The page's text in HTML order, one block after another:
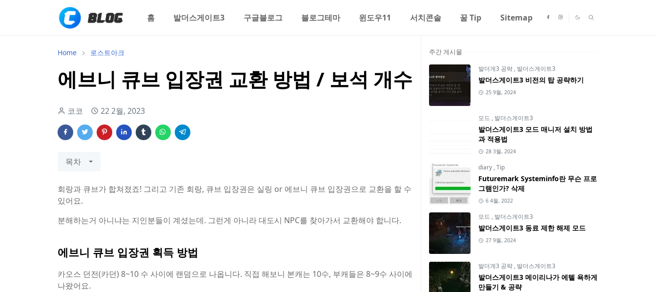
홈 발더스게이트3 구글블로그 블로그테마 윈도우11 서치콘솔 꿀 Tip Sitemap
Home 로스트아크
에브니 큐브 입장권 교환 방법 / 보석 개수
코코 22 2월, 2023
목차
회랑과 큐브가 합쳐졌죠! 그리고 기존 회랑, 큐브 입장권은 실링 or 에브니 큐브 입장권으로 교환을 할 수
있어요.
분해하는거 아니냐는 지인분들이 계셨는데. 그런게 아니라 대도시 NPC를 찾아가서 교환해야 합니다.
에브니 큐브 입장권 획득 방법
카오스 던전(카던) 8~10 수 사이에 랜덤으로 나옵니다. 직접 해보니 본캐는 10수, 부캐들은 8~9수 사이에
나왔어요.
주간 게시물
발더게3 공략 , 발더스게이트3
발더스게이트3 비전의 탑 공략하기
25 9월, 2024
모드 , 발더스게이트3
발더스게이트3 모드 매니저 설치 방법
과 적용법
28 3월, 2024
diary ,Tip
Futuremark Systeminfo란 무슨 프로
그램인가? 삭제
6 4월, 2022
모드 , 발더스게이트3
발더스게이트3 동료 제한 해제 모드
27 9월, 2024
발더게3 공략 , 발더스게이트3
발더스게이트3 메이리나가 에텔 욕하게
만들기 & 공략